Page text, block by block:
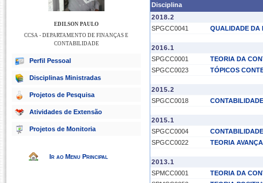
EDILSON PAULO
CCSA - DEPARTAMENTO DE FINANÇAS E
CONTABILIDADE
Perfil Pessoal
Disciplinas Ministradas
Projetos de Pesquisa
Atividades de Extensão
Projetos de Monitoria
Ir ao Menu Principal
Disciplina
2018.2
SPGCC0041
QUALIDADE DA
2016.1
SPGCC0001
TEORIA DA
SPGCC0023
TÓPICOS
2015.2
SPGCC0018
2015.1
SPGCC0004
SPGCC0022
TEORIA
2013.1
SPMCC0001
TEORIA DA